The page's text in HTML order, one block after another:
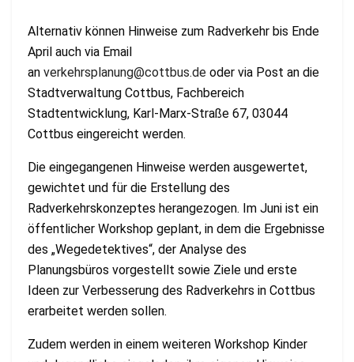
Alternativ können Hinweise zum Radverkehr bis Ende
April auch via Email
an verkehrsplanung@cottbus.de oder via Post an die
Stadtverwaltung Cottbus, Fachbereich
Stadtentwicklung, Karl-Marx-Straße 67, 03044
Cottbus eingereicht werden.
Die eingegangenen Hinweise werden ausgewertet,
gewichtet und für die Erstellung des
Radverkehrskonzeptes herangezogen. Im Juni ist ein
öffentlicher Workshop geplant, in dem die Ergebnisse
des „Wegedetektives“, der Analyse des
Planungsbüros vorgestellt sowie Ziele und erste
Ideen zur Verbesserung des Radverkehrs in Cottbus
erarbeitet werden sollen.
Zudem werden in einem weiteren Workshop Kinder